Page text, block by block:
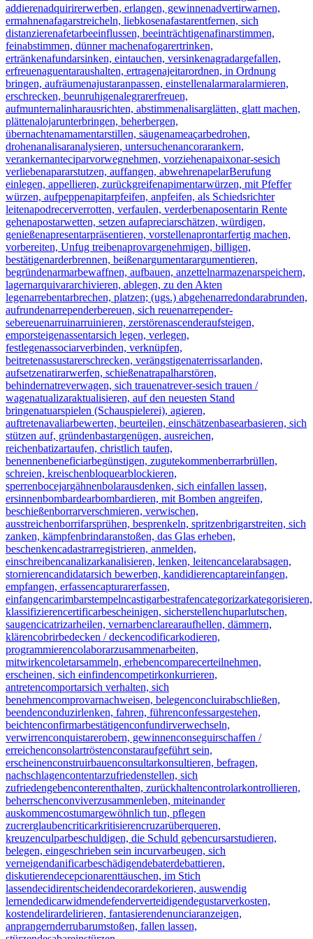
addierenadquirirerwerben, erlangen, gewinnenadvertirwarnen,
ermahnenafagarstreicheln, liebkosenafastarentfernen, sich
distanzierenafetarbeeinflussen, beeinträchtigenafinarstimmen,
feinabstimmen, dünner machenafogarertrinken,
ertränkenafundarsinken, eintauchen, versinkenagradargefallen,
erfreuenaguentaraushalten, ertragenajeitarordnen, in Ordnung
bringen, aufräumenajustaranpassen, einstellenalarmaralarmieren,
erschrecken, beunruhigenalegrarerfreuen,
aufmunternalinharausrichten, abstimmenalisarglätten, glatt machen,
plättenalojarunterbringen, beherbergen,
übernachtenamamentarstillen, säugenameaçarbedrohen,
drohenanalisaranalysieren, untersuchenancorarankern,
verankernanteciparvorwegnehmen, vorziehenapaixonar-sesich
verliebenapararstutzen, auffangen, abwehrenapelarBerufung
einlegen, appellieren, zurückgreifenapimentarwürzen, mit Pfeffer
würzen, aufpeppenapitarpfeifen, anpfeifen, als Schiedsrichter
leitenapodrecerverrotten, verfaulen, verderbenaposentarin Rente
gehenapostarwetten, setzen aufapreciarschätzen, würdigen,
genießenapresentarpräsentieren, vorstellenaprontarfertig machen,
vorbereiten, Unfug treibenaprovargenehmigen, billigen,
bestätigenarderbrennen, beißenargumentarargumentieren,
begründenarmarbewaffnen, aufbauen, anzettelnarmazenarspeichern,
lagernarquivararchivieren, ablegen, zu den Akten
legenarrebentarbrechen, platzen; (ugs.) abgehenarredondarabrunden,
aufrundenarrependerbereuen, sich reuenarrepender-
sebereuenarruinarruinieren, zerstörenascenderaufsteigen,
emporsteigenassentarsich legen, verlegen,
festlegenassociarverbinden, verknüpfen,
beitretenassustarerschrecken, verängstigenaterrissarlanden,
aufsetzenatirarwerfen, schießenatrapalharstören,
behindernatreverwagen, sich trauenatrever-sesich trauen /
wagenatualizaraktualisieren, auf den neuesten Stand
bringenatuarspielen (Schauspielerei), agieren,
auftretenavaliarbewerten, beurteilen, einschätzenbasearbasieren, sich
stützen auf, gründenbastargenügen, ausreichen,
reichenbatizartaufen, christlich taufen,
benennenbeneficiarbegünstigen, zugutekommenberrarbrüllen,
schreien, kreischenbloquearblockieren,
sperrenbocejargähnenbolarausdenken, sich einfallen lassen,
ersinnenbombardearbombardieren, mit Bomben angreifen,
beschießenborrarverschmieren, verwischen,
ausstreichenborrifarsprühen, besprenkeln, spritzenbrigarstreiten, sich
zanken, kämpfenbrindaranstoßen, das Glas erheben,
beschenkencadastrarregistrieren, anmelden,
einschreibencanalizarkanalisieren, lenken, leitencancelarabsagen,
stornierencandidatarsich bewerben, kandidierencaptareinfangen,
empfangen, erfassencapturarerfassen,
einfangencarimbarstempelncastigarbestrafencategorizarkategorisieren,
klassifizierencertificarbescheinigen, sicherstellenchuparlutschen,
saugencicatrizarheilen, vernarbenclarearaufhellen, dämmern,
klärencobrirbedecken / deckencodificarkodieren,
programmierencolaborarzusammenarbeiten,
mitwirkencoletarsammeln, erhebencomparecerteilnehmen,
erscheinen, sich einfindencompetirkonkurrieren,
antretencomportarsich verhalten, sich
benehmencomprovarnachweisen, belegenconcluirabschließen,
beendenconduzirlenken, fahren, führenconfessargestehen,
beichtenconfirmarbestätigenconfundirverwechseln,
verwirrenconquistarerobern, gewinnenconseguirschaffen /
erreichenconsolartröstenconstaraufgeführt sein,
erscheinenconstruirbauenconsultarkonsultieren, befragen,
nachschlagencontentarzufriedenstellen, sich
zufriedengebenconterenthalten, zurückhaltencontrolarkontrollieren,
beherrschenconviverzusammenleben, miteinander
auskommencostumargewöhnlich tun, pflegen
zucrerglaubencriticarkritisierencruzarüberqueren,
kreuzenculparbeschuldigen, die Schuld gebencursarstudieren,
belegen, eingeschrieben sein incurvarbeugen, sich
verneigendanificarbeschädigendebaterdebattieren,
diskutierendecepcionarenttäuschen, im Stich
lassendecidirentscheidendecorardekorieren, auswendig
lernendedicarwidmendefenderverteidigendegustarverkosten,
kostendelirardelirieren, fantasierendenunciaranzeigen,
anprangernderrubarumstoßen, fallen lassen,